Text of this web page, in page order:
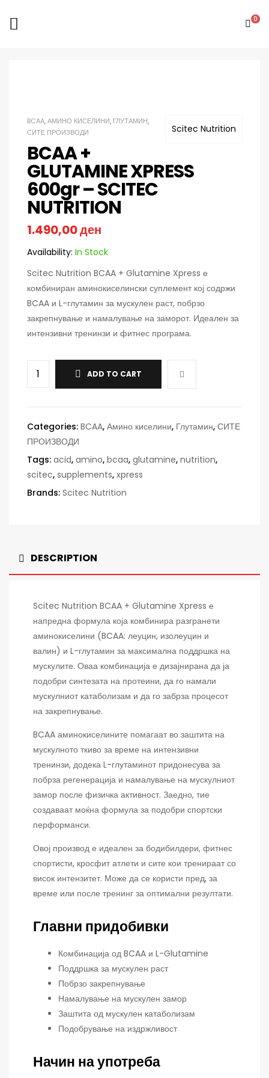
0
Scitec Nutrition
BCAA,АМИНО КИСЕЛИНИ, ГЛУТАМИН,
СИТЕ ПРОИЗВОДИ
BCAA +
GLUTAMINE XPRESS
600gr – SCITEC
NUTRITION
1.490,00ден
Availability: In Stock
Scitec Nutrition BCAA + Glutamine Xpress е
комбиниран аминокиселински суплемент кој содржи
BCAA и L-глутамин за мускулен раст, побрзо
закрепнување и намалување на заморот. Идеален за
интензивни тренинзи и фитнес програма.
ADD TO CART
Categories: BCAA, Амино киселини, Глутамин, СИТЕ
ПРОИЗВОДИ
Tags: acid, amino, bcaa, glutamine, nutrition,
scitec, supplements, xpress
Brands: Scitec Nutrition
DESCRIPTION
Scitec Nutrition BCAA + Glutamine Xpress е
напредна формула која комбинира разгранети
аминокиселини (BCAA: леуцин, изолеуцин и
валин) и L-глутамин за максимална поддршка на
мускулите. Оваа комбинација е дизајнирана да ја
подобри синтезата на протеини, да го намали
мускулниот катаболизам и да го забрза процесот
на закрепнување.
BCAA аминокиселините помагаат во заштита на
мускулното ткиво за време на интензивни
тренинзи, додека L-глутаминот придонесува за
побрза регенерација и намалување на мускулниот
замор после физичка активност. Заедно, тие
создаваат моќна формула за подобри спортски
перформанси.
Овој производ е идеален за бодибилдери, фитнес
спортисти, кросфит атлети и сите кои тренираат со
висок интензитет. Може да се користи пред, за
време или после тренинг за оптимални резултати.
Главни придобивки
Комбинација од BCAA и L-Glutamine
Поддршка за мускулен раст
Побрзо закрепнување
Намалување на мускулен замор
Заштита од мускулен катаболизам
Подобрување на издржливост
Начин на употреба